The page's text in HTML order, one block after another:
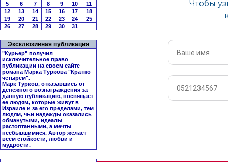
5
6 7 8 9 10
11
12
13 14 15 16 17
18
19
20 21 22 23 24
25
26
27 28 29 30 31
Эксклюзивная публикация
"Курьер" получил
исключительное право
публикации на своем сайте
романа Марка Туркова "Кратно
четырем".
Марк Турков, отказавшись от
денежного вознаграждения за
данную публикацию, посвящает
ее людям, которые живут в
Израиле и за его пределами, тем
людям, чьи надежды оказались
обманутыми, идеалы
растоптанными, а мечты
несбывшимися. Автор желает
всем стойкости, любви и
мудрости.